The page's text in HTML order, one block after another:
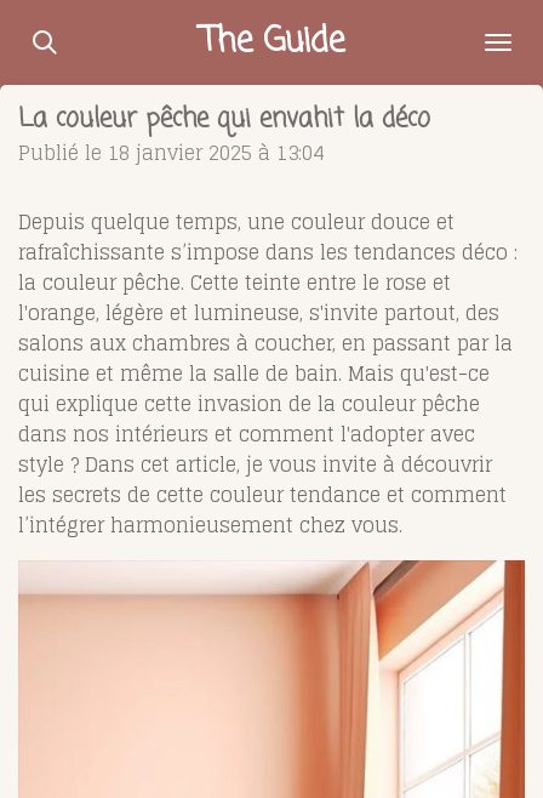
Passer
contenu
principal
The Guide
La couleur pêche qui envahit la déco
Publié le 18 janvier 2025 à 13:04
Depuis quelque temps, une couleur douce et
rafraîchissante s’impose dans les tendances déco :
la couleur pêche. Cette teinte entre le rose et
l'orange, légère et lumineuse, s'invite partout, des
salons aux chambres à coucher, en passant par la
cuisine et même la salle de bain. Mais qu'est-ce
qui explique cette invasion de la couleur pêche
dans nos intérieurs et comment l'adopter avec
style ? Dans cet article, je vous invite à découvrir
les secrets de cette couleur tendance et comment
l’intégrer harmonieusement chez vous.